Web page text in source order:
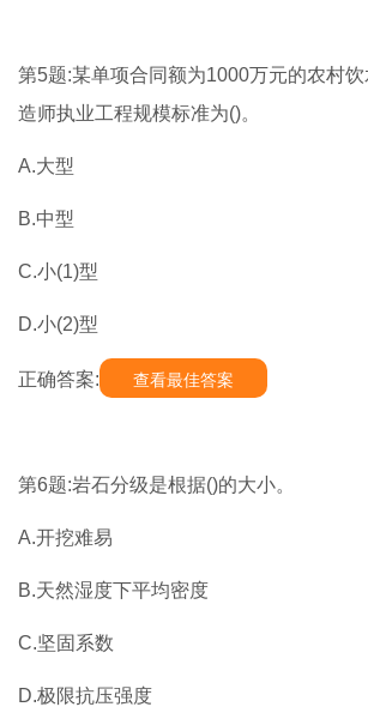
第5题:某单项合同额为1000万元的农村
造师执业工程规模标准为()。
A.大型
B.中型
C.小(1)型
D.小(2)型
正确答案: 查看最佳答案
第6题:岩石分级是根据()的大小。
A.开挖难易
B.天然湿度下平均密度
C.坚固系数
D.极限抗压强度